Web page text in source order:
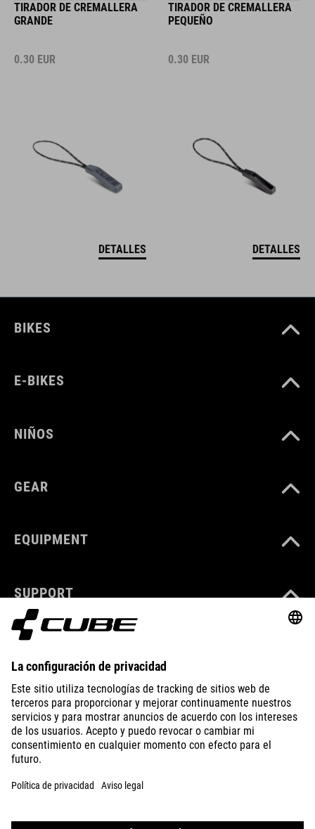
TIRADOR DE CREMALLERA
GRANDE
0.30 EUR
DETALLES
TIRADOR DE CREMALLERA
PEQUEÑO
0.30 EUR
DETALLES
BIKES
E-BIKES
NIÑOS
GEAR
EQUIPMENT
SUPPORT
ABOUT US
EXPLORE